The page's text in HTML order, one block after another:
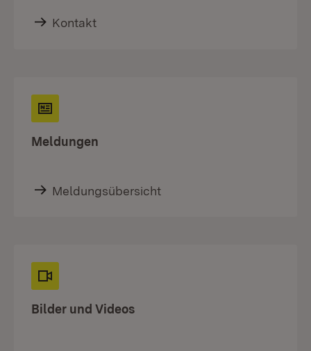
Kontakt
Meldungen
Meldungsübersicht
Bilder und Videos